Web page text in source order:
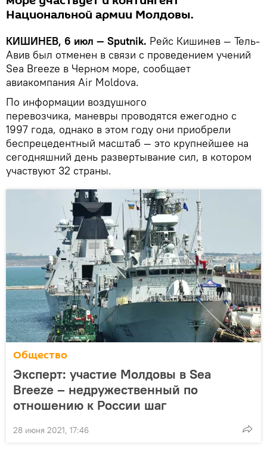
Национальной армии Молдовы.
КИШИНЕВ, 6 июл — Sputnik. Рейс Кишинев — Тель-
Авив был отменен в связи с проведением учений
Sea Breeze в Черном море, сообщает
авиакомпания Air Moldova.
По информации воздушного
перевозчика, маневры проводятся ежегодно с
1997 года, однако в этом году они приобрели
беспрецедентный масштаб — это крупнейшее на
сегодняшний день развертывание сил, в котором
участвуют 32 страны.
Общество
Эксперт: участие Молдовы в Sea
Breeze – недружественный по
отношению к России шаг
28 июня 2021, 17:46